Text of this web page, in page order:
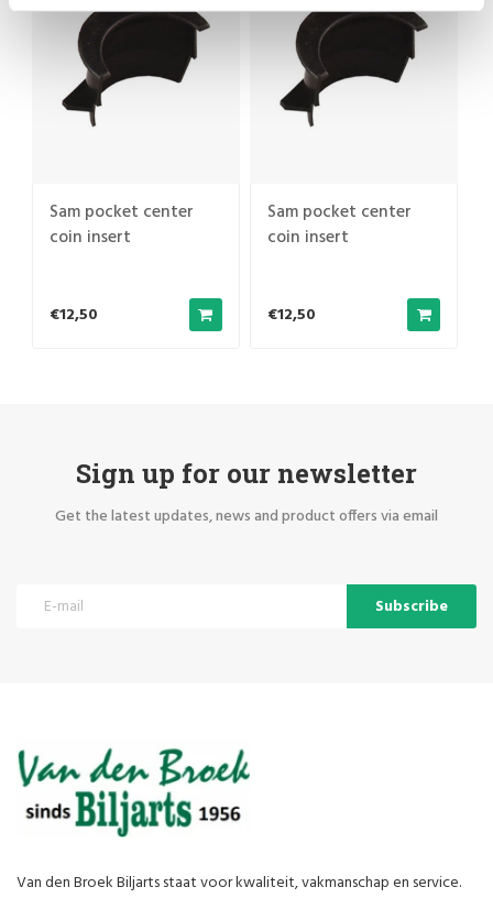
Sam pocket center
coin insert
€12,50
Sam pocket center
coin insert
€12,50
Sign up for our newsletter
Get the latest updates, news and product offers via email
Subscribe
Van den Broek Biljarts staat voor kwaliteit, vakmanschap en service.